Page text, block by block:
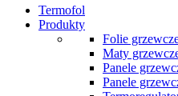
Termofol
Produkty
Folie
Maty
Panele
Panele